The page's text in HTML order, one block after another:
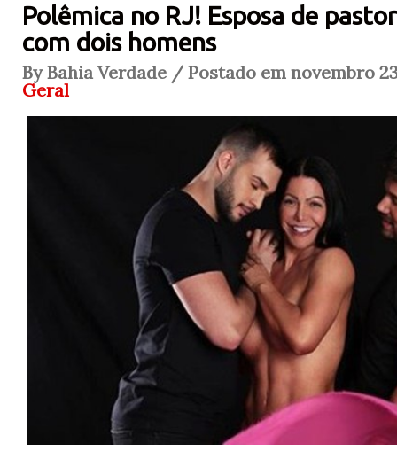
Polêmica no RJ! Esposa de
com dois homens
By Bahia Verdade / Postado em novembro
Geral